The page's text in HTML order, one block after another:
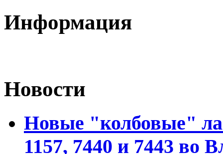
Информация
Новости
Новые "колбовые"
1157, 7440 и 7443 во